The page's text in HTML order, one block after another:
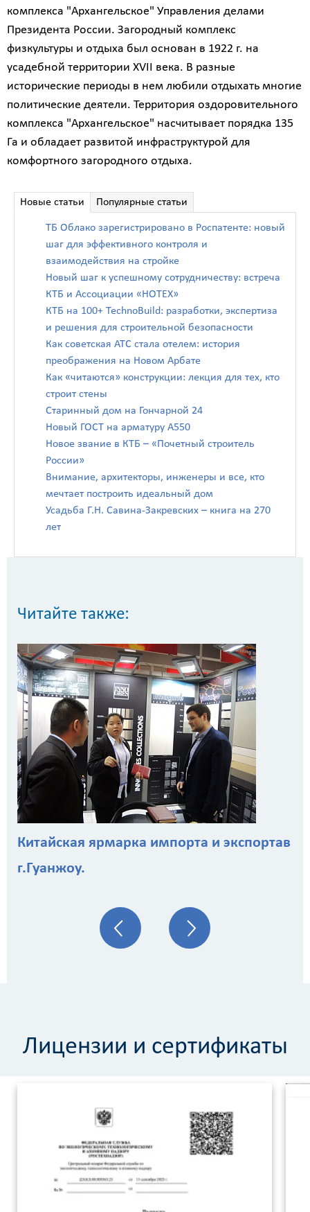
комплекса "Архангельское" Управления делами
Президента России. Загородный комплекс
физкультуры и отдыха был основан в 1922 г. на
усадебной территории XVII века. В разные
исторические периоды в нем любили отдыхать многие
политические деятели. Территория оздоровительного
комплекса "Архангельское" насчитывает порядка 135
Га и обладает развитой инфраструктурой для
комфортного загородного отдыха.
Новые статьи Популярные статьи
ТБ Облако зарегистрировано в Роспатенте: новый
шаг для эффективного контроля и
взаимодействия на стройке
Новый шаг к успешному сотрудничеству: встреча
КТБ и Ассоциации «НОТЕХ»
КТБ на 100+ TechnoBuild: разработки, экспертиза
и решения для строительной безопасности
Как советская АТС стала отелем: история
преображения на Новом Арбате
Как «читаются» конструкции: лекция для тех, кто
строит стены
Старинный дом на Гончарной 24
Новый ГОСТ на арматуру А550
Новое звание в КТБ – «Почетный строитель
России»
Внимание, архитекторы, инженеры и все, кто
мечтает построить идеальный дом
Усадьба Г.Н. Савина-Закревских – книга на 270
лет
Читайте также:
Китайская ярмарка импорта и экспортав
г.Гуанжоу.
Лицензии и сертификаты